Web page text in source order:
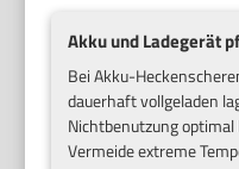
Akku und Ladegerät
Bei Akku-
dauerhaft vollgeladen
Nichtbenutzung
Vermeide extreme